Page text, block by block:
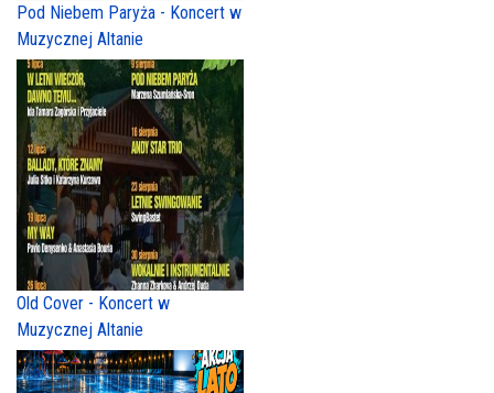
Pod Niebem Paryża - Koncert w
Muzycznej Altanie
Old Cover - Koncert w
Muzycznej Altanie